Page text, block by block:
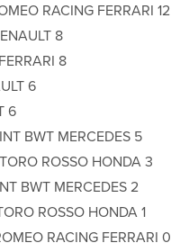
RACING FERRARI 12
8
8
6
6
BWT MERCEDES 5
ROSSO HONDA 3
BWT MERCEDES 2
ROSSO HONDA 1
RACING FERRARI 0